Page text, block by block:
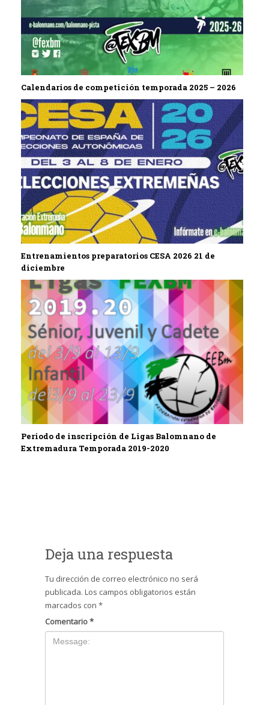
Calendarios de competición temporada 2025 – 2026
Entrenamientos preparatorios CESA 2026 21 de
diciembre
Periodo de inscripción de Ligas Balomnano de
Extremadura Temporada 2019-2020
Deja una respuesta
Tu dirección de correo electrónico no será
publicada. Los campos obligatorios están
marcados con *
Comentario*